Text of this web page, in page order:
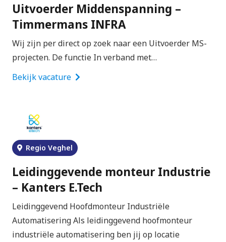
Uitvoerder Middenspanning –
Timmermans INFRA
Wij zijn per direct op zoek naar een Uitvoerder MS-
projecten. De functie In verband met…
Bekijk vacature
Regio Veghel
Leidinggevende monteur Industrie
– Kanters E.Tech
Leidinggevend Hoofdmonteur Industriële
Automatisering Als leidinggevend hoofmonteur
industriële automatisering ben jij op locatie